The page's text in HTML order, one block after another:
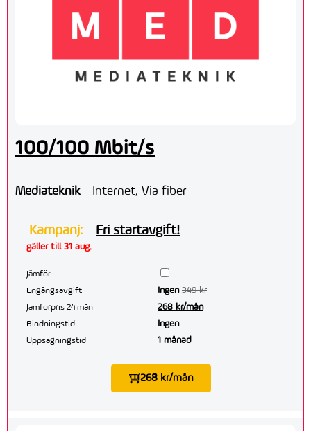
100/100 Mbit/s
Mediateknik - Internet, Via fiber
Kampanj: Fri startavgift!
gäller till 31 aug.
Jämför
Engångsavgift
Ingen 349 kr
Jämförpris 24 mån 268 kr/mån
Bindningstid Ingen
Uppsägningstid 1 månad
268 kr/mån